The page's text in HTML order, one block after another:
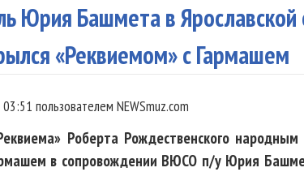
Юрия Башмета в Ярославской
«Реквиемом» с Гармашем
пользователем NEWSmuz.com
Роберта Рождественского народным
в сопровождении ВЮСО п/у Юрия